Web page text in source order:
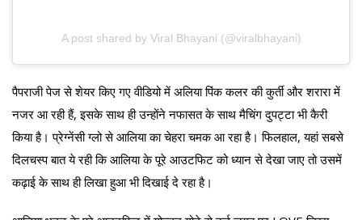
A post shared by Viral Bhayani (@viralbhayani)
पैपराजी पेज से शेयर किए गए वीडियो में अलिया पिंक कलर की कुर्ती और शरारा में
नजर आ रही हैं, इसके साथ ही उन्होंने नफासत के साथ मैचिंग दुपट्टा भी कैरी
किया है। प्रेग्नेंसी ग्लो से आलिया का चेहरा चमक आ रहा है। फिलहाल, यहां सबसे
दिलचस्प बात ये रही कि आलिया के पूरे आउटफिट को ध्यान से देखा जाए तो उसमें
कढ़ाई के साथ ही लिखा हुआ भी दिखाई दे रहा है।